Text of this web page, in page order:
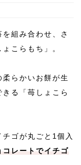
組み合わせ、さ
こらもち」。
らかいお餅が生
る「苺しょこら
ゴが丸ごと1個入
コレートでイチゴ